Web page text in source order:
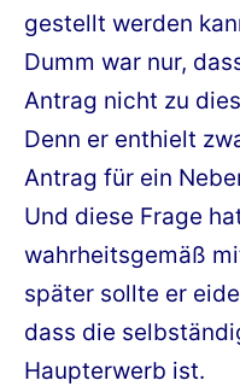
gestellt werden
Dumm war nur,
Antrag nicht zu
Denn er enthielt
Antrag für ein
Und diese Frage
wahrheitsgemäß
später sollte er
dass die
Haupterwerb ist.